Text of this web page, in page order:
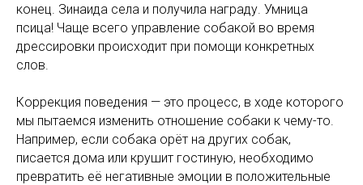
конец. Зинаида села и получила награду. Умница
псица! Чаще всего управление собакой во время
дрессировки происходит при помощи конкретных
слов.
Коррекция поведения — это процесс, в ходе которого
мы пытаемся изменить отношение собаки к чему-то.
Например, если собака орёт на других собак,
писается дома или крушит гостиную, необходимо
превратить её негативные эмоции в положительные